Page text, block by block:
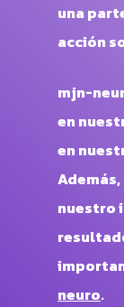
una
acción
mjn-
en
en
nuestro
neuro.